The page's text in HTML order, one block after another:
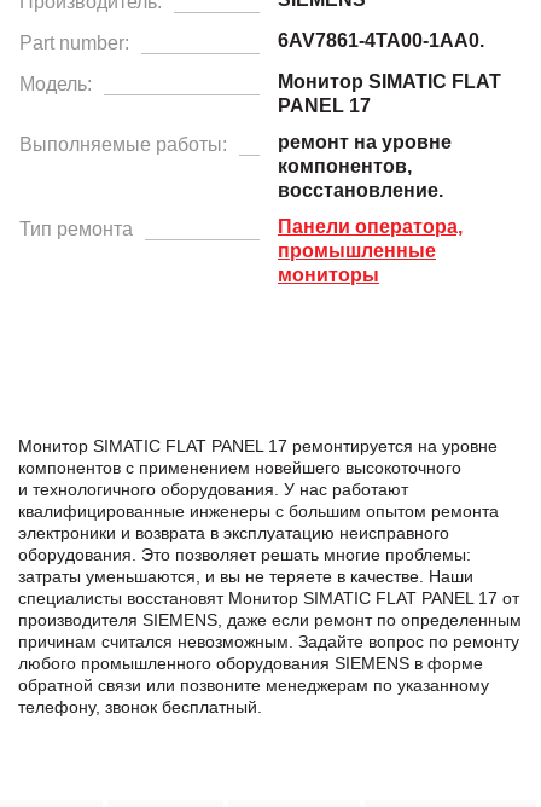
Part number: 6AV7861-4TA00-1AA0.
Модель:
Монитор SIMATIC FLAT
PANEL 17
Выполняемые работы:
ремонт на уровне
компонентов,
восстановление.
Тип ремонта
Панели оператора,
промышленные
мониторы
Монитор SIMATIC FLAT PANEL 17 ремонтируется на уровне
компонентов с применением новейшего высокоточного
и технологичного оборудования. У нас работают
квалифицированные инженеры с большим опытом ремонта
электроники и возврата в эксплуатацию неисправного
оборудования. Это позволяет решать многие проблемы:
затраты уменьшаются, и вы не теряете в качестве. Наши
специалисты восстановят Монитор SIMATIC FLAT PANEL 17 от
производителя SIEMENS, даже если ремонт по определенным
причинам считался невозможным. Задайте вопрос по ремонту
любого промышленного оборудования SIEMENS в формe
обратной связи или позвоните менеджерам по указанному
телефону, звонок бесплатный.